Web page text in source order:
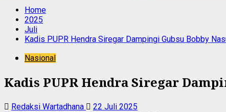
Home
2025
Juli
Kadis PUPR Hendra Siregar Dampingi Gubsu Bobby
Nasional
Kadis PUPR Hendra Siregar
Redaksi Wartadhana 22 Juli 2025